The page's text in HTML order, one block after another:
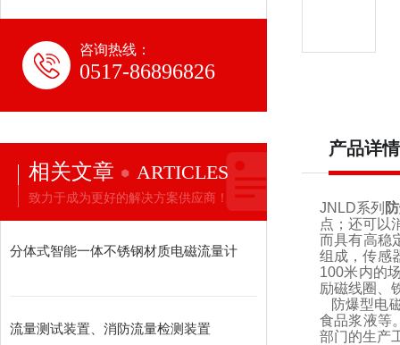
咨询热线：
0517-86896826
相关文章 ARTICLES
致力于成为更好的解决方案供应商！
分体式智能一体不锈钢材质电磁流量计
流量测试装置、消防流量检测装置
产品详情
JNLD系列
点；还可以
而具有高稳
组成，传感
100米内的
励磁线圈、
防爆型电
食品浆液等
部门的生产